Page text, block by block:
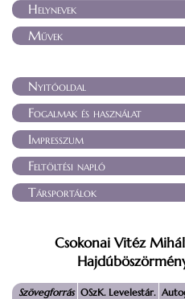
Helynevek
Művek
Nyitóoldal
Fogalmak és használat
Impresszum
Feltöltési napló
Társportálok
Csokonai Vitéz
Szövegforrás OSzK. Levelestár.